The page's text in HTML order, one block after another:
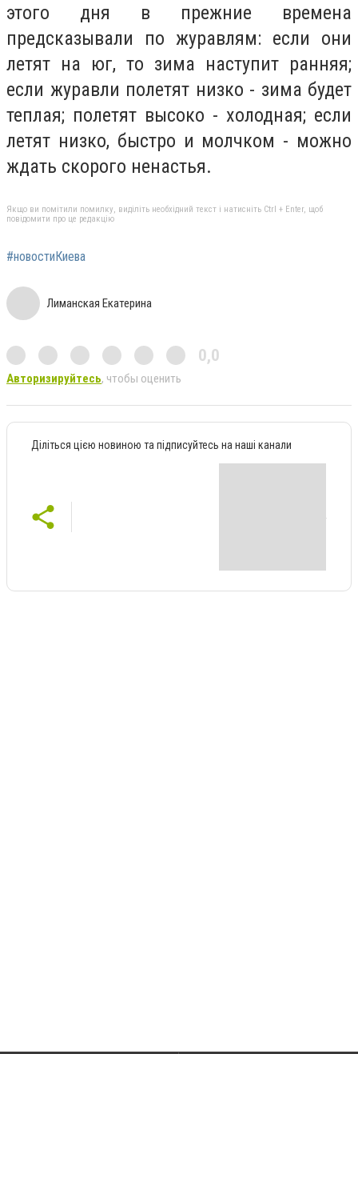
этого дня в прежние времена
предсказывали по журавлям: если они
летят на юг, то зима наступит ранняя;
если журавли полетят низко - зима будет
теплая; полетят высоко - холодная; если
летят низко, быстро и молчком - можно
ждать скорого ненастья.
Якщо ви помітили помилку, виділіть необхідний текст і натисніть Ctrl + Enter, щоб
повідомити про це редакцію
#новостиКиева
Лиманская Екатерина
0,0
Авторизируйтесь, чтобы оценить
Діліться цією новиною та підписуйтесь на наші канали